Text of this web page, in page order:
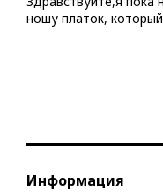
ношу платок,
Информация